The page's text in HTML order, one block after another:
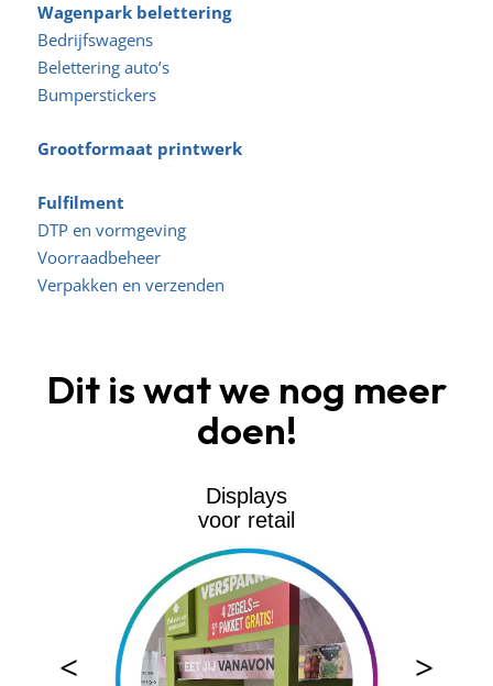
Wagenpark belettering
Bedrijfswagens
Belettering auto’s
Bumperstickers
Grootformaat printwerk
Fulfilment
DTP en vormgeving
Voorraadbeheer
Verpakken en verzenden
Dit is wat we nog meer
doen!
<
Displays
voor retail
>